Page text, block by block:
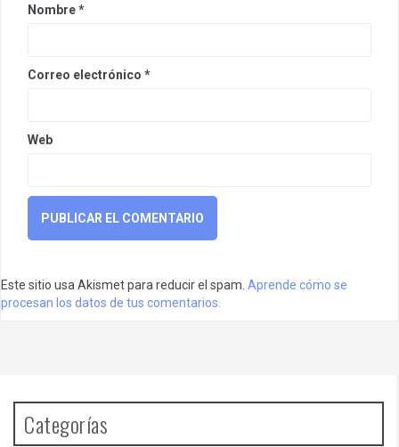
Nombre*
Correo electrónico *
Web
Este sitio usa Akismet para reducir el spam. Aprende cómo se
procesan los datos de tus comentarios.
Categorías